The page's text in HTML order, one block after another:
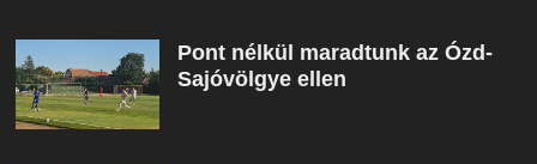
Pont nélkül maradtunk az Ózd-
Sajóvölgye ellen